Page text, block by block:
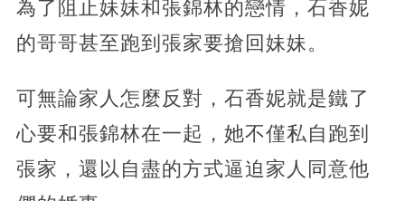
為了阻止妹妹和張錦林的戀情，石香妮
的哥哥甚至跑到張家要搶回妹妹。
可無論家人怎麼反對，石香妮就是鐵了
心要和張錦林在一起，她不僅私自跑到
張家，還以自盡的方式逼迫家人同意他